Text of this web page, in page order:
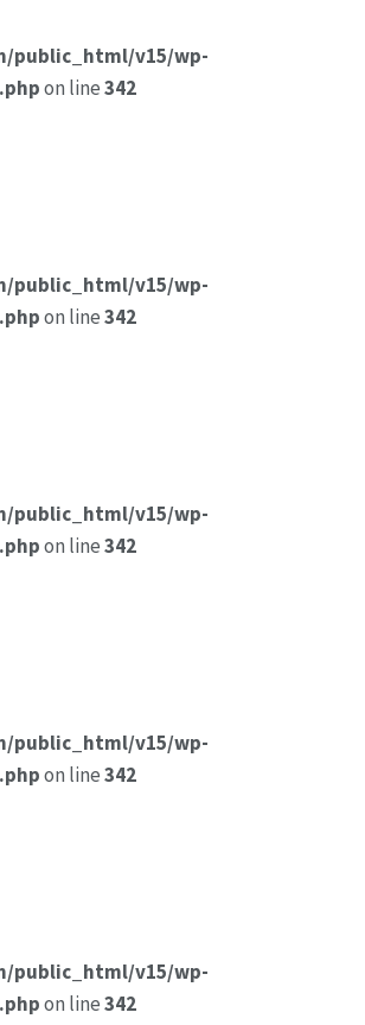
public_html/v15/wp-
on line342
public_html/v15/wp-
on line342
public_html/v15/wp-
on line342
public_html/v15/wp-
on line342
public_html/v15/wp-
on line342